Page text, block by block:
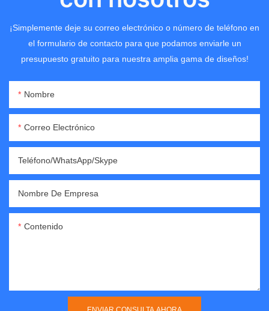
¡Simplemente deje su correo electrónico o número de teléfono en
el formulario de contacto para que podamos enviarle un
presupuesto gratuito para nuestra amplia gama de diseños!
Nombre
Correo Electrónico
Teléfono/WhatsApp/Skype
Nombre De Empresa
Contenido